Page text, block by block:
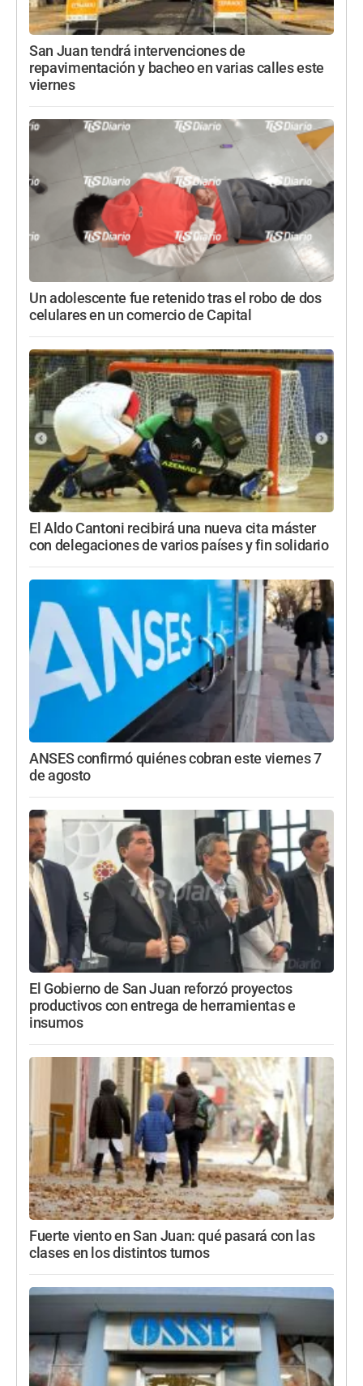
San Juan tendrá intervenciones de
repavimentación y bacheo en varias calles este
viernes
Un adolescente fue retenido tras el robo de dos
celulares en un comercio de Capital
El Aldo Cantoni recibirá una nueva cita máster
con delegaciones de varios países y fin solidario
ANSES confirmó quiénes cobran este viernes 7
de agosto
El Gobierno de San Juan reforzó proyectos
productivos con entrega de herramientas e
insumos
Fuerte viento en San Juan: qué pasará con las
clases en los distintos turnos